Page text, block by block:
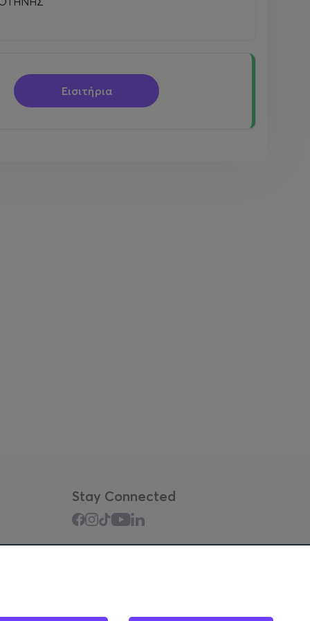
Εισιτήρια
Stay Connected